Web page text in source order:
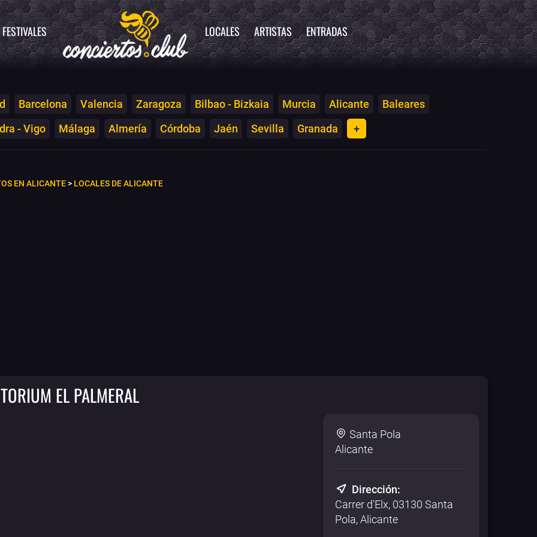
FESTIVALES LOCALES ARTISTAS ENTRADAS
Barcelona Valencia Zaragoza Bilbao - Bizkaia Murcia Alicante
Baleares
- Vigo
Málaga Almería Córdoba Jaén Sevilla Granada +
EN ALICANTE> LOCALES DE ALICANTE
EL PALMERAL
Santa Pola
Alicante
Dirección:
Carrer d'Elx, 03130 Santa
Pola, Alicante